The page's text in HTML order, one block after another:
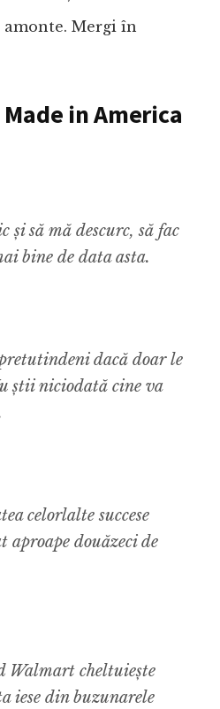
Mergi în
in America
să mă descurc, să fac
bine de data asta.
dacă doar le
știi niciodată cine va
celorlalte succese
aproape douăzeci de
Walmart cheltuiește
iese din buzunarele